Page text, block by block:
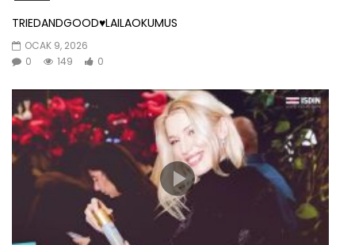
TRIEDANDGOOD♥️LAILAOKUMUS
OCAK 9, 2026
0
149 0